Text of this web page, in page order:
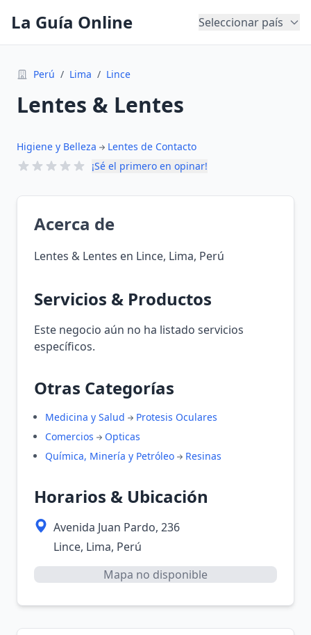
La Guía Online Seleccionar país
Perú / Lima / Lince
Lentes & Lentes
Higiene y Belleza
Lentes de Contacto
¡Sé el primero en opinar!
Acerca de
Lentes & Lentes en Lince, Lima, Perú
Servicios & Productos
Este negocio aún no ha listado servicios
específicos.
Otras Categorías
Medicina y Salud
Protesis Oculares
Comercios
Opticas
Química, Minería y Petróleo
Resinas
Horarios & Ubicación
Avenida Juan Pardo, 236
Lince, Lima, Perú
Mapa no disponible